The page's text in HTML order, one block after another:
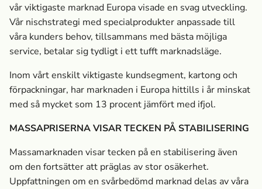
vår viktigaste marknad Europa visade en svag utveckling.
Vår nischstrategi med specialprodukter anpassade till
våra kunders behov, tillsammans med bästa möjliga
service, betalar sig tydligt i ett tufft marknads­läge.
Inom vårt enskilt viktigaste kundsegment, kartong och
förpackningar, har marknaden i Europa hittills i år minskat
med så mycket som 13 procent jämfört med ifjol.
MASSA­PRISERNA VISAR TECKEN PÅ STABILISERING
Massa­marknaden visar tecken på en stabilisering även
om den fortsätter att präglas av stor osäkerhet.
Uppfattningen om en svårbedömd marknad delas av våra